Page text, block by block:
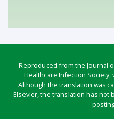
Reproduced from the Journal
Healthcare Infection
Although the translation was
Elsevier, the translation has not